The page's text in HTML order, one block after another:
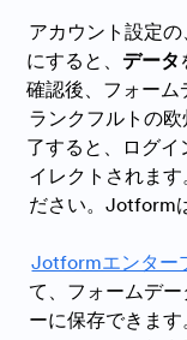
アカウント設定
にすると、 データ
確認後、フォーム
ランクフルトの
了すると、ログ
イレクトされま
ださい。Jotform
Jotformエンター
て、フォームデ
ーに保存できま